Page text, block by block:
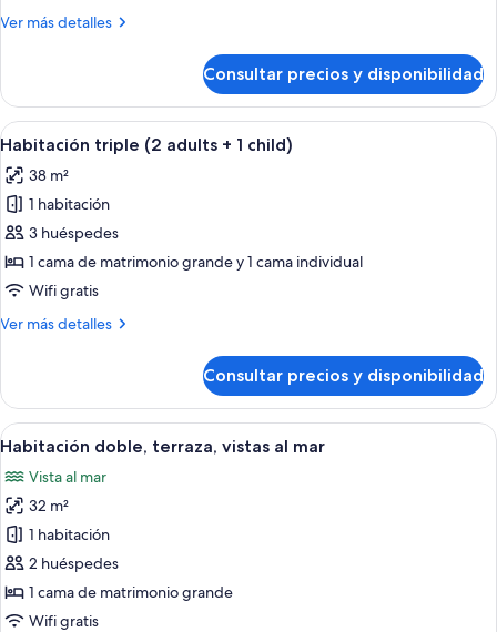
uso
Ver más detalles
Más
doble
de
uso
Consultar precios y disponibilidad
Abrir
todas
las
fotos
de
Habitación
triple
adults
child)
Una habitación de hotel con dos
4
Habitación triple (2 adults + 1 child)
38 m²
1 habitación
3 huéspedes
1 cama de matrimonio grande y 1 cama individual
Wifi gratis
Ver más detalles
Más
triple
(2
adults
child)
Consultar precios y disponibilidad
Abrir
todas
las
fotos
de
Habitación
doble,
terraza,
Una habitación de hotel con cama,
7
Habitación doble, terraza, vistas al mar
Vista al mar
32 m²
1 habitación
2 huéspedes
1 cama de matrimonio grande
Wifi gratis